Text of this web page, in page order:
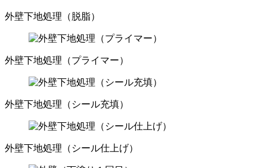
外壁下地処理（脱脂）
外壁下地処理（プライマー）
外壁下地処理（シール充填）
外壁下地処理（シール仕上げ）